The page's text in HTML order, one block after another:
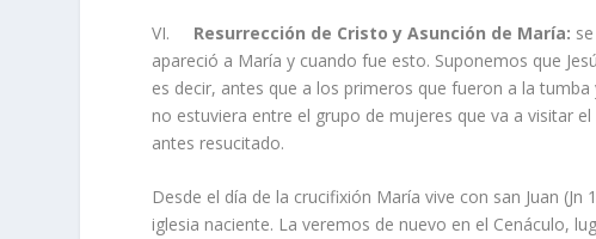
VI. Resurrección de Cristo y Asunción de María:
apareció a María y cuando fue esto. Suponemos que
es decir, antes que a los primeros que fueron a la
no estuviera entre el grupo de mujeres que va a visitar
antes resucitado.
Desde el día de la crucifixión María vive con san Juan
iglesia naciente. La veremos de nuevo en el Cenáculo,